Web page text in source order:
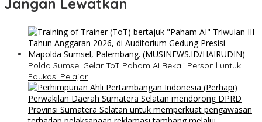
Jangan Lewatkan
Polda Sumsel Gelar ToT Paham AI Bekali Personil untuk
Edukasi Pelajar